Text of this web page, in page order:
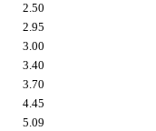
2.50
2.95
3.00
3.40
3.70
4.45
5.09